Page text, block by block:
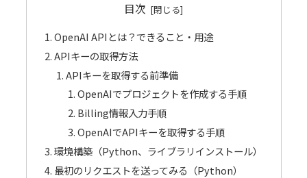
目次
OpenAI APIとは？できること・用途
APIキーの取得方法
APIキーを取得する前準備
OpenAIでプロジェクトを作成する手順
Billing情報入力手順
OpenAIでAPIキーを取得する手順
環境構築（Python、ライブラリインストール）
最初のリクエストを送ってみる（Python）